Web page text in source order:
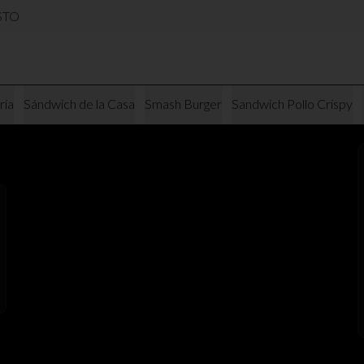
Sándwich de la Casa Smash Burger Sandwich Pollo Crispy